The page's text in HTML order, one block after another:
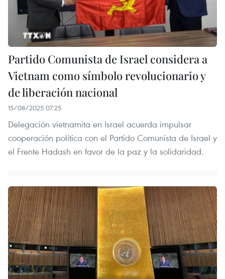
Partido Comunista de Israel considera a
Vietnam como símbolo revolucionario y
de liberación nacional
15/08/2025 07:25
Delegación vietnamita en Israel acuerda impulsar
cooperación política con el Partido Comunista de Israel y
el Frente Hadash en favor de la paz y la solidaridad.